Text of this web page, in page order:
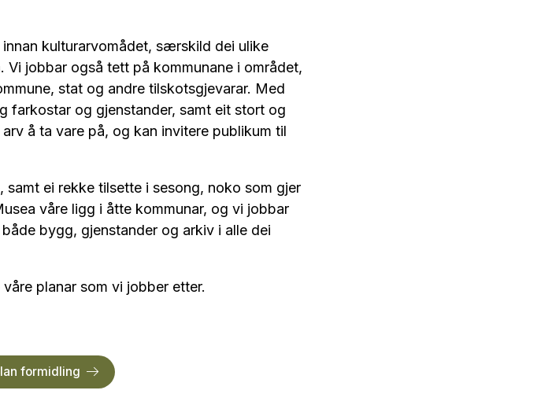
kulturarvomådet, særskild dei ulike
Vi jobbar også tett på kommunane i området,
stat og andre tilskotsgjevarar. Med
farkostar og gjenstander, samt eit stort og
å ta vare på, og kan invitere publikum til
samt ei rekke tilsette i sesong, noko som gjer
våre ligg i åtte kommunar, og vi jobbar
bygg, gjenstander og arkiv i alle dei
planar som vi jobber etter.
formidling